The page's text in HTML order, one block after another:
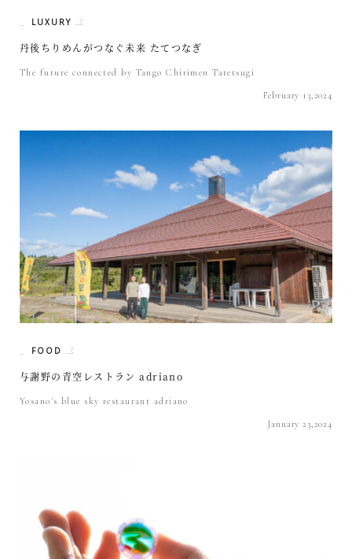
LUXURY
丹後ちりめんがつなぐ未来 たてつなぎ
The future connected by Tango Chirimen Tatetsugi
February 13,2024
FOOD
与謝野の青空レストラン adriano
Yosano's blue sky restaurant adriano
January 23,2024